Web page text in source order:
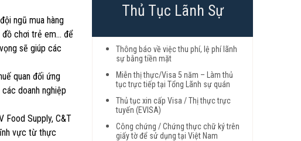
ngũ mua hàng
đồ chơi trẻ em… để
sẽ giúp các
quan đối ứng
doanh nghiệp
Food Supply, C&T
vực từ thực
Thủ Tục Lãnh Sự
Thông báo về việc thu phí, lệ phí lãnh
sự bằng tiền mặt
Miễn thị thực/Visa 5 năm – Làm thủ
tục trực tiếp tại Tổng Lãnh sự quán
Thủ tục xin cấp Visa / Thị thực trực
tuyến (EVISA)
Công chứng / Chứng thực chữ ký trên
giấy tờ để sử dụng tại Việt Nam